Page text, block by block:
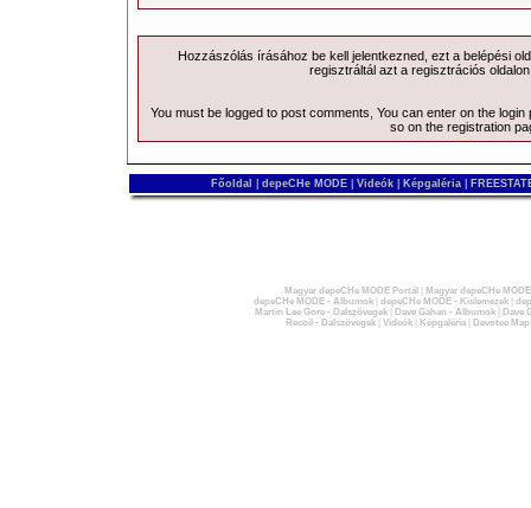
Hozzászólás írásához be kell jelentkezned, ezt a belépési
regisztráltál azt a regisztrációs
You must be logged to post comments, You can enter on the login
so on the registration
Főoldal depeCHe MODE Videók Képgaléria
Magyar depeCHe MODE Portál
Magyar depeCHe
depeCHe MODE - Albumok| depeCHe MODE - Kislemezek|
Martin Lee Gore - Dalszövegek| Dave Gahan - Albumok|
Dave
Recoil - Dalszövegek| Videók| Képgaléria| Devotee Map